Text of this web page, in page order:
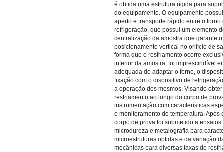
é obtida uma estrutura rígida para
do equipamento. O equipamento
aperto e transporte rápido entre o forno
refrigeração, que possui um elemento
centralização da amostra que garante
posicionamento vertical no orifício de
forma que o resfriamento ocorre
inferior da amostra; foi imprescindível
adequada de adaptar o forno, o
fixação com o dispositivo de
a operação dos mesmos. Visando
resfriamento ao longo do corpo de
instrumentação com características
o monitoramento de temperatura. Após
corpo de prova foi submetido a ensaios
microdureza e metalografia para
microestruturas obtidas e da variação
mecânicas para diversas taxas de